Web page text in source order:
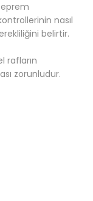
nasıl
belirtir.
rafların
zorunludur.